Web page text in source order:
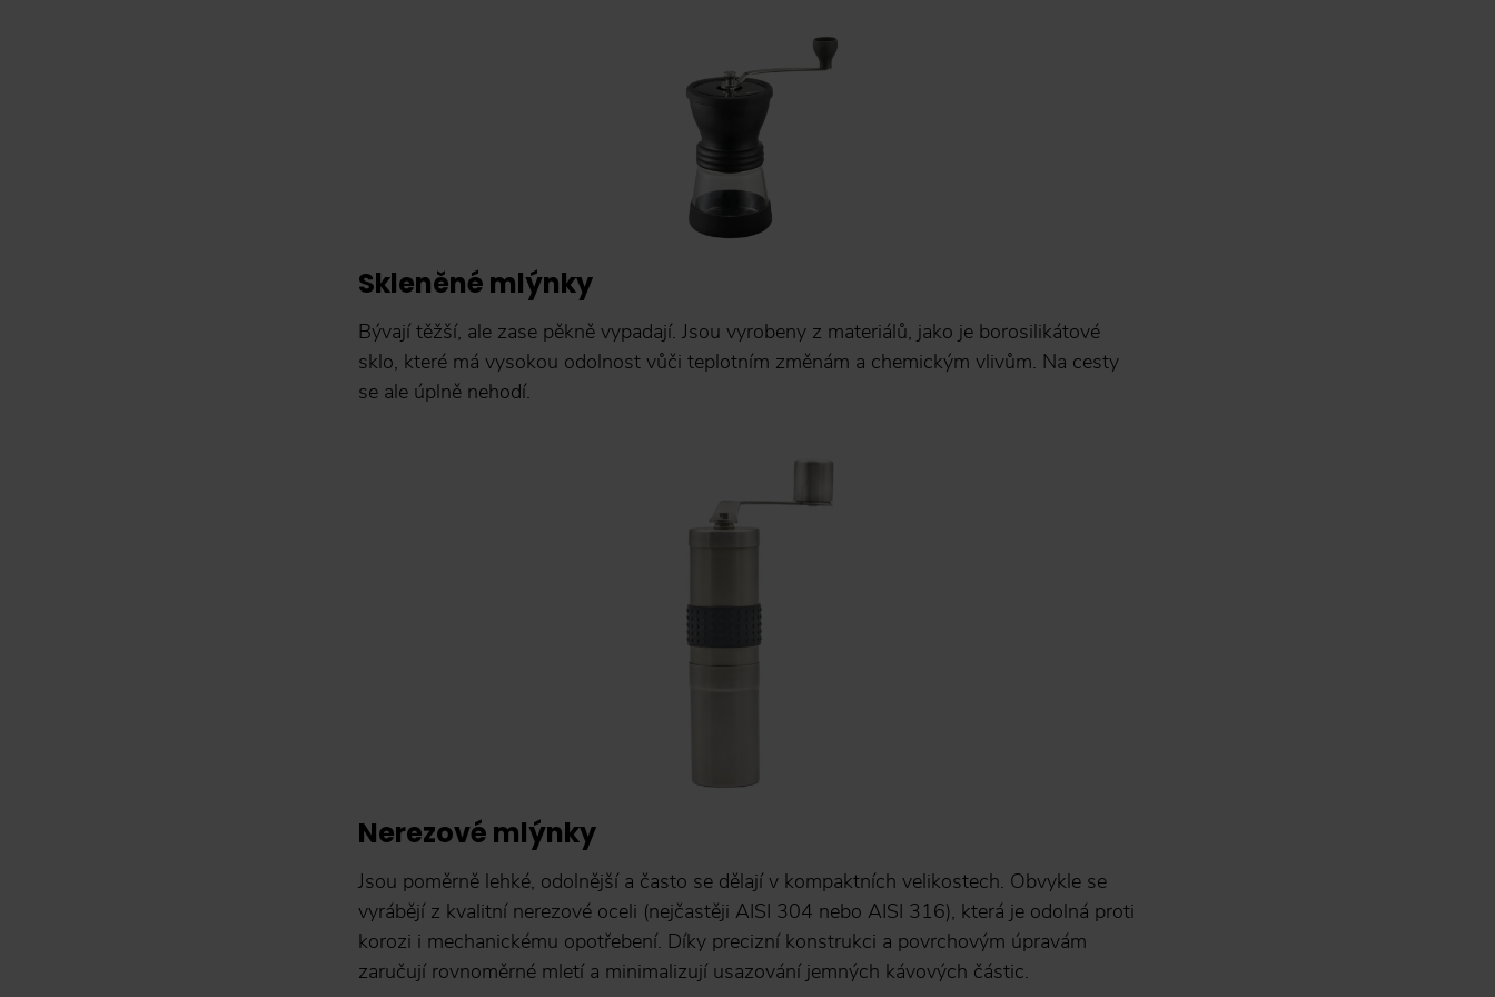
Skleněné mlýnky
Bývají těžší, ale zase pěkně vypadají. Jsou vyrobeny z materiálů, jako je borosilikátové
sklo, které má vysokou odolnost vůči teplotním změnám a chemickým vlivům. Na cesty
se ale úplně nehodí.
Nerezové mlýnky
Jsou poměrně lehké, odolnější a často se dělají v kompaktních velikostech. Obvykle se
vyrábějí z kvalitní nerezové oceli (nejčastěji AISI 304 nebo AISI 316), která je odolná proti
korozi i mechanickému opotřebení. Díky precizní konstrukci a povrchovým úpravám
zaručují rovnoměrné mletí a minimalizují usazování jemných kávových částic.